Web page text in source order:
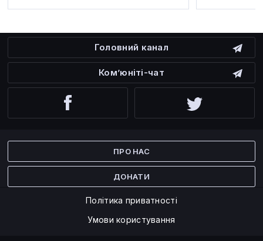
Головний канал
Ком’юніті-чат
ПРО НАС
ДОНАТИ
Політика приватності
Умови користування